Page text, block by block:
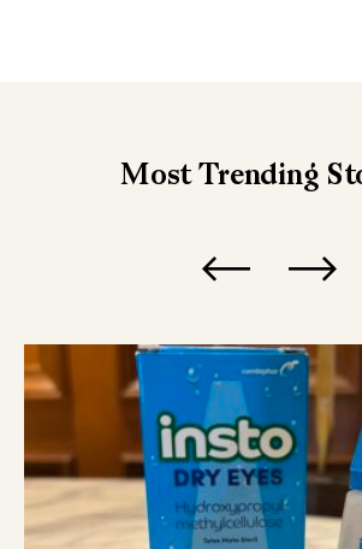
Most Trending